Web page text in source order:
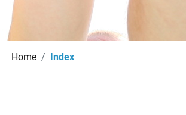
Home Index(ausgewählt)